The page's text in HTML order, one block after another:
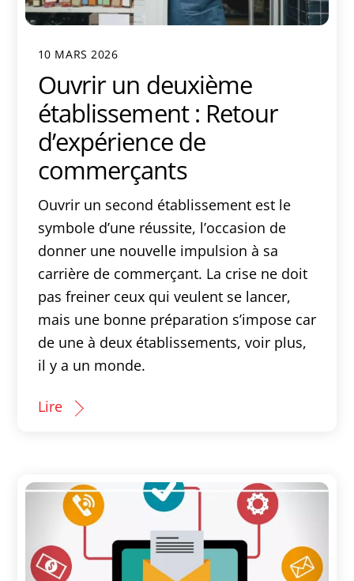
10 MARS 2026
Ouvrir un deuxième
établissement : Retour
d’expérience de
commerçants
Ouvrir un second établissement est le
symbole d’une réussite, l’occasion de
donner une nouvelle impulsion à sa
carrière de commerçant. La crise ne doit
pas freiner ceux qui veulent se lancer,
mais une bonne préparation s’impose car
de une à deux établissements, voir plus,
il y a un monde.
Lire